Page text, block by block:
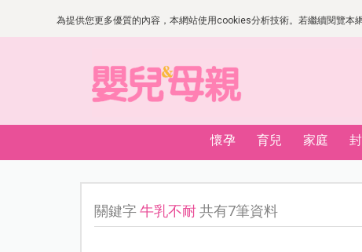
為提供您更多優質的內容，本網站使用cookies分析技術。若繼續閱覽
懷孕 育兒 家庭
關鍵字牛乳不耐共有7筆資料